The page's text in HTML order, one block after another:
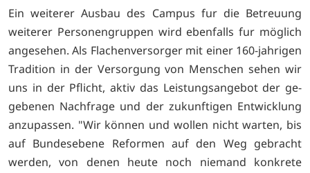
Ein weiterer Ausbau des Campus fur die Betreuung
weiterer Personengruppen wird ebenfalls fur möglich
angesehen. Als Flachenversorger mit einer 160-jahrigen
Tradition in der Versorgung von Menschen sehen wir
uns in der Pflicht, aktiv das Leistungsangebot der ge-
gebenen Nachfrage und der zukunftigen Entwicklung
anzupassen. "Wir können und wollen nicht warten, bis
auf Bundesebene Reformen auf den Weg gebracht
werden, von denen heute noch niemand konkrete